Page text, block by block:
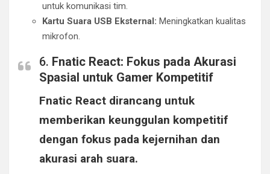
untuk komunikasi tim.
Kartu Suara USB Eksternal: Meningkatkan kualitas
mikrofon.
6. Fnatic React: Fokus pada Akurasi
Spasial untuk Gamer Kompetitif
Fnatic React dirancang untuk
memberikan keunggulan kompetitif
dengan fokus pada kejernihan dan
akurasi arah suara.